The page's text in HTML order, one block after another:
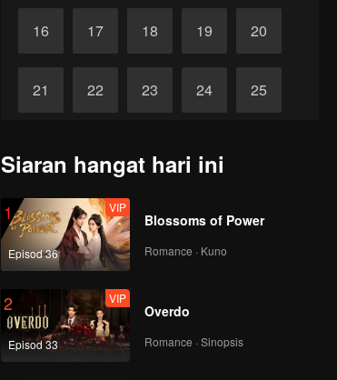
16 17 18 19 20
21 22 23 24 25
Siaran hangat hari ini
1
Episod 36
VIP
Blossoms of Power
Romance · Kuno
2
Episod 33
VIP
Overdo
Romance · Sinopsis